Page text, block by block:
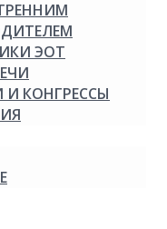
ЭОТ
КОНГРЕССЫ